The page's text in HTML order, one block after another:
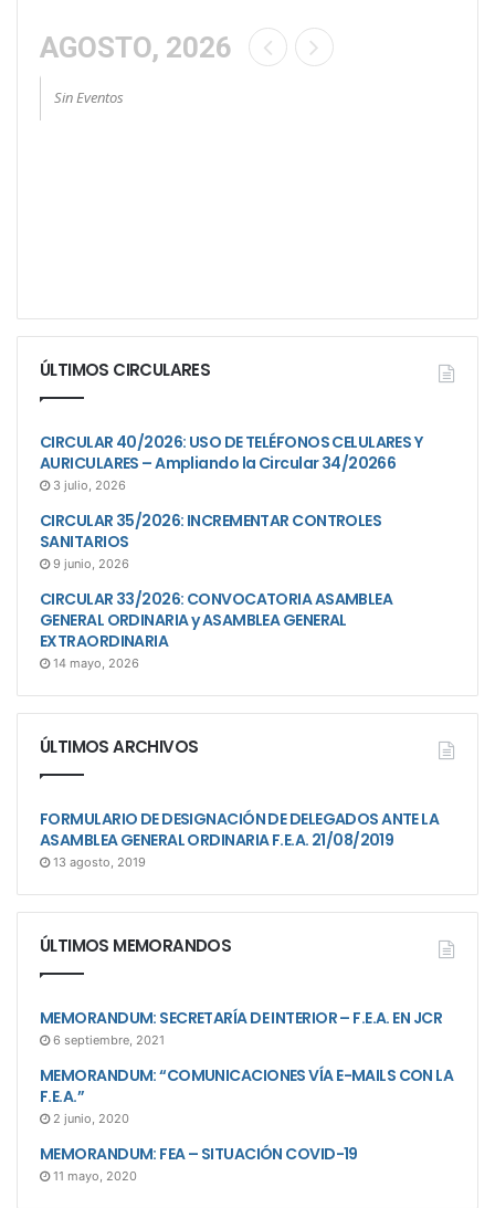
AGOSTO, 2026
Sin Eventos
ÚLTIMOS CIRCULARES
CIRCULAR 40/2026: USO DE TELÉFONOS CELULARES Y
AURICULARES – Ampliando la Circular 34/20266
3 julio, 2026
CIRCULAR 35/2026: INCREMENTAR CONTROLES
SANITARIOS
9 junio, 2026
CIRCULAR 33/2026: CONVOCATORIA ASAMBLEA
GENERAL ORDINARIA y ASAMBLEA GENERAL
EXTRAORDINARIA
14 mayo, 2026
ÚLTIMOS ARCHIVOS
FORMULARIO DE DESIGNACIÓN DE DELEGADOS ANTE LA
ASAMBLEA GENERAL ORDINARIA F.E.A. 21/08/2019
13 agosto, 2019
ÚLTIMOS MEMORANDOS
MEMORANDUM: SECRETARÍA DE INTERIOR – F.E.A. EN JCR
6 septiembre, 2021
MEMORANDUM: “COMUNICACIONES VÍA E-MAILS CON LA
F.E.A.”
2 junio, 2020
MEMORANDUM: FEA – SITUACIÓN COVID-19
11 mayo, 2020